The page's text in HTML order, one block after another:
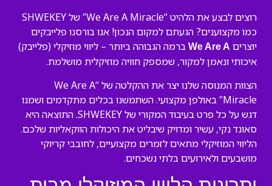
רוצים לבצע את הלהיט “We Are A Miracle” של SHWEKEY
כמו מקצוענים? הגעתם למקום הנכון! אנו בורסנו פלייבקים
יוצרים We Are A ברמה הגבוהה ביותר – ליווי מוזיקלי (פלייבק)
איכותי ונאמן למקור, שמספק חוויה מוזיקלית מושלמת.
הצוות המנוסה שלנו יצר את ההקלטה של “We Are A
Miracle” באולפן מקצועי. השתמשנו בכלים מתקדמים ושמנו
דגש על כל פרט בעיבוד המקורי של SHWEKEY. התוצאה היא
סאונד נקי, עשיר ומדויק שיבליט את היכולות הווקאליות שלכם.
הליווי המוזיקלי מתאים לזמרים מקצועיים, לחובבי קריוקי
מושבעים ולאירועים בלתי נשכחים.